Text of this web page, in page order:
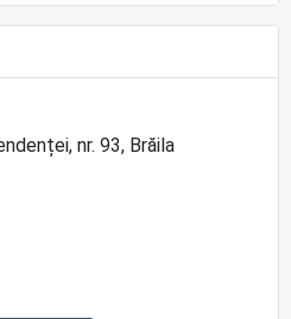
nr. 93, Brăila